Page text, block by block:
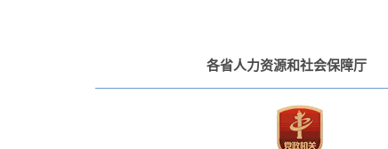
各省人力资源和社会保障厅